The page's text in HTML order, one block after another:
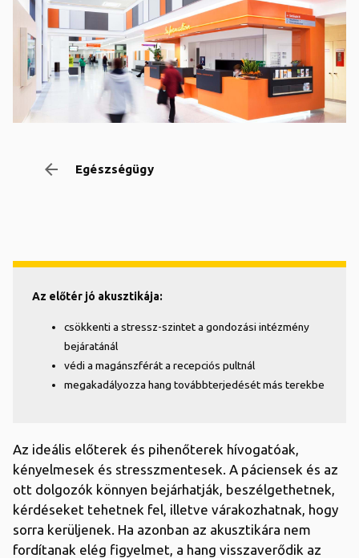
Egészségügy
arrow_backward
Az előtér jó akusztikája:
csökkenti a stressz-szintet a gondozási intézmény
bejáratánál
védi a magánszférát a recepciós pultnál
megakadályozza hang továbbterjedését más terekbe
Az ideális előterek és pihenőterek hívogatóak,
kényelmesek és stresszmentesek. A páciensek és az
ott dolgozók könnyen bejárhatják, beszélgethetnek,
kérdéseket tehetnek fel, illetve várakozhatnak, hogy
sorra kerüljenek. Ha azonban az akusztikára nem
fordítanak elég figyelmet, a hang visszaverődik az